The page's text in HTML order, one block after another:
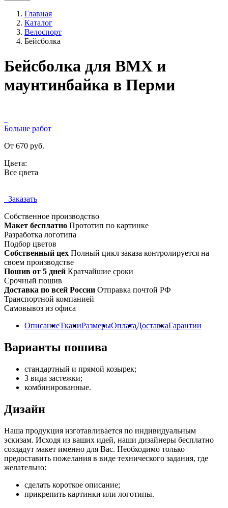
Главная
Каталог
Велоспорт
Бейсболка
Бейсболка для BMX и
маунтинбайка в Перми
Больше работ
От 670 руб.
Цвета:
Все цвета
Заказать
Собственное производство
Макет бесплатно Прототип по картинке
Разработка логотипа
Подбор цветов
Собственный цех Полный цикл заказа контролируется на
своем производстве
Пошив от 5 дней Кратчайшие сроки
Срочный пошив
Доставка по всей России Отправка почтой РФ
Транспортной компанией
Самовывоз из офиса
ОписаниеТканиРазмерыОплатаДоставкаГарантии
Варианты пошива
стандартный и прямой козырек;
3 вида застежки;
комбинированные.
Дизайн
Наша продукция изготавливается по индивидуальным
эскизам. Исходя из ваших идей, наши дизайнеры бесплатно
создадут макет именно для Вас. Необходимо только
предоставить пожелания в виде технического задания, где
желательно:
сделать короткое описание;
прикрепить картинки или логотипы.